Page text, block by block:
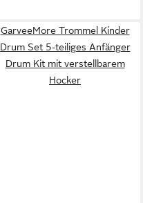
GarveeMore Trommel Kinder
Drum Set 5-teiliges Anfänger
Drum Kit mit verstellbarem
Hocker